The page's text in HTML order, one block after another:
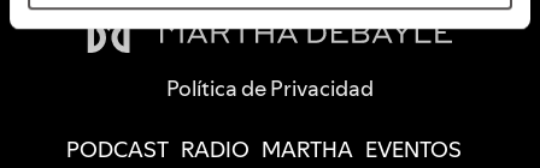
Política de Privacidad
PODCAST RADIO MARTHA EVENTOS